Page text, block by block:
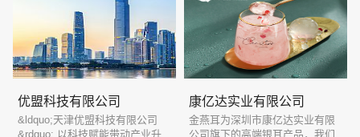
优盟科技有限公司
&ldquo;天津优盟科技有限公司
&rdquo; 以科技赋能带动产业升
康亿达实业有限公司
金燕耳为深圳市康亿达实业有限
公司旗下的高端银耳产品，我们